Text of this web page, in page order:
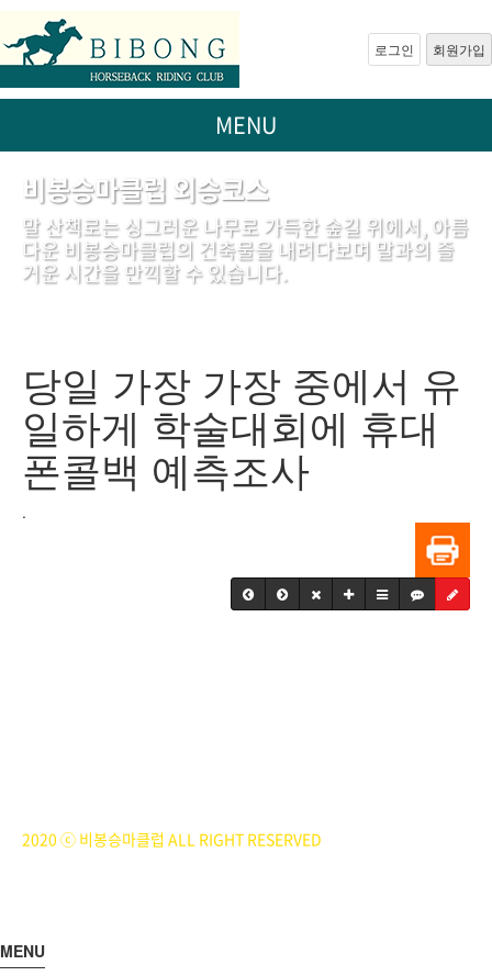
로그인 회원가입
MENU
비봉승마클럽 외승코스
말 산책로는 싱그러운 나무로 가득한 숲길 위에서, 아름
다운 비봉승마클럽의 건축물을 내려다보며 말과의 즐
거운 시간을 만끽할 수 있습니다.
당일 가장 가장 중에서 유
일하게 학술대회에 휴대
폰콜백 예측조사
.
2020 ⓒ 비봉승마클럽 ALL RIGHT RESERVED
MENU